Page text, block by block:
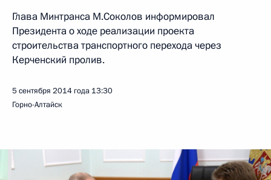
Глава Минтранса М.Соколов информировал
Президента о ходе реализации проекта
строительства транспортного перехода через
Керченский пролив.
5 сентября 2014 года 13:30
Горно-Алтайск